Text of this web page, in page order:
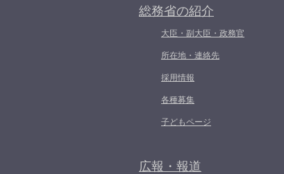
総務省の紹介
大臣・副大臣・政務官
所在地・連絡先
採用情報
各種募集
子どもページ
広報・報道